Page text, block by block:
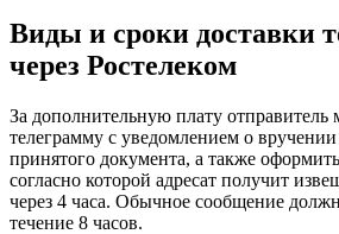
Виды и сроки доставки
через Ростелеком
За дополнительную плату отправитель
телеграмму с уведомлением о
принятого документа, а также
согласно которой адресат получит
через 4 часа. Обычное сообщение
течение 8 часов.